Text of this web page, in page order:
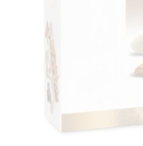
Inserisci una